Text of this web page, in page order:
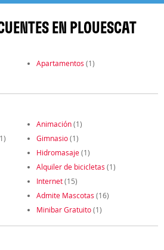
EN PLOUESCAT
Apartamentos (1)
Animación(1)
Gimnasio(1)
Hidromasaje(1)
Alquiler de bicicletas (1)
Internet(15)
Admite Mascotas (16)
Minibar Gratuito(1)